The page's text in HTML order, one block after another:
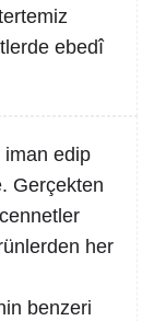
ebedî
iman edip
Gerçekten
her
benzeri